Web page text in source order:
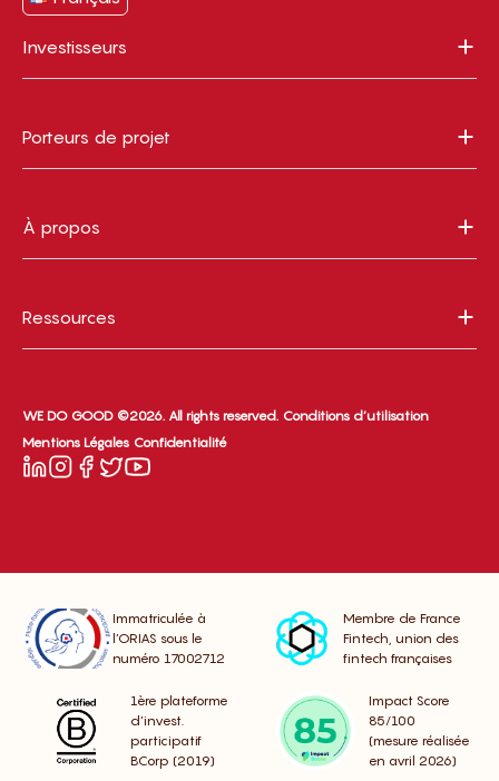
Investisseurs
Porteurs de projet
À propos
Ressources
WE DO GOOD ©2026. All rights reserved. Conditions d’utilisation
Mentions Légales Confidentialité
Immatriculée à
l’ORIAS sous le
numéro 17002712
Membre de France
Fintech, union des
fintech françaises
1ère plateforme
d’invest.
participatif
BCorp (2019)
Impact Score
85/100
(mesure réalisée
en avril 2026)